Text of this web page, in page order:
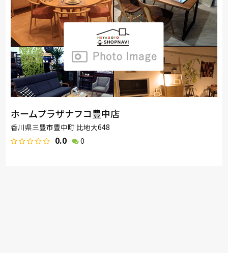
ホームプラザナフコ豊中店
香川県三豊市豊中町 比地大648
0.0 0